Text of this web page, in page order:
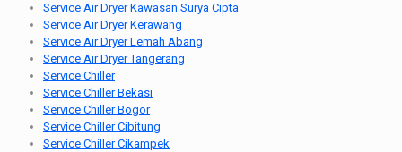
Service Air Dryer Kawasan Surya Cipta
Service Air Dryer Kerawang
Service Air Dryer Lemah Abang
Service Air Dryer Tangerang
Service Chiller
Service Chiller Bekasi
Service Chiller Bogor
Service Chiller Cibitung
Service Chiller Cikampek